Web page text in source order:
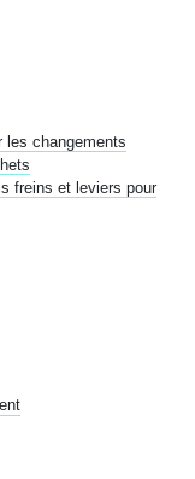
les changements
freins et leviers pour